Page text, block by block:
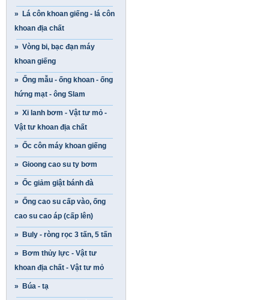
» Lá côn khoan giếng - lá côn
khoan địa chất
» Vòng bi, bạc đạn máy
khoan giếng
» Ống mẫu - ống khoan - ống
hứng mạt - ông Slam
» Xi lanh bơm - Vật tư mỏ -
Vật tư khoan địa chất
» Ốc côn máy khoan giếng
» Gioong cao su ty bơm
» Ốc giảm giật bánh đà
» Ống cao su cấp vào, ống
cao su cao áp (cấp lên)
» Buly - ròng rọc 3 tấn, 5 tấn
» Bơm thủy lực - Vật tư
khoan địa chất - Vật tư mỏ
» Búa - tạ